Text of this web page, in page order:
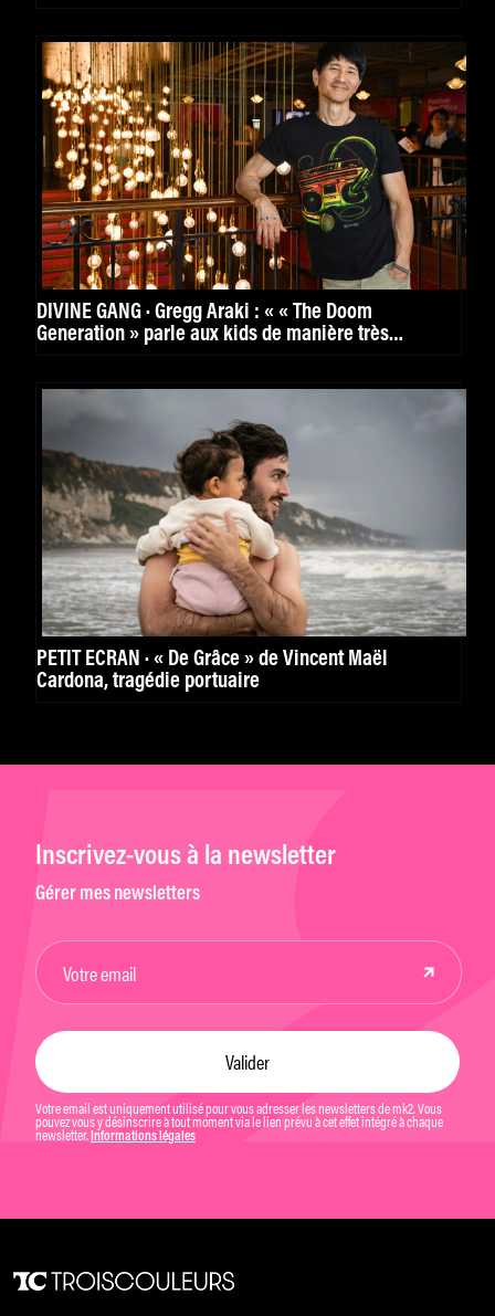
DIVINE GANG · Gregg Araki : « « The Doom
Generation » parle aux kids de manière très
PETIT ÉCRAN · « De Grâce » de Vincent Maël
Cardona, tragédie portuaire
Inscrivez-vous à la newsletter
Gérer mes newsletters
Votre email est uniquement utilisé pour vous adresser les newsletters de mk2. Vous
pouvez vous y désinscrire à tout moment via le lien prévu à cet effet intégré à chaque
newsletter. Informations légales